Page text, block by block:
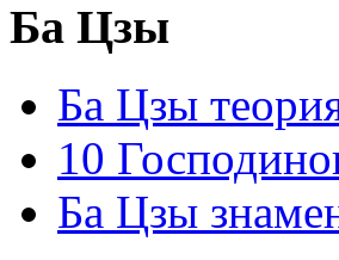
Ба Цзы
Ба Цзы
10
Ба Цзы